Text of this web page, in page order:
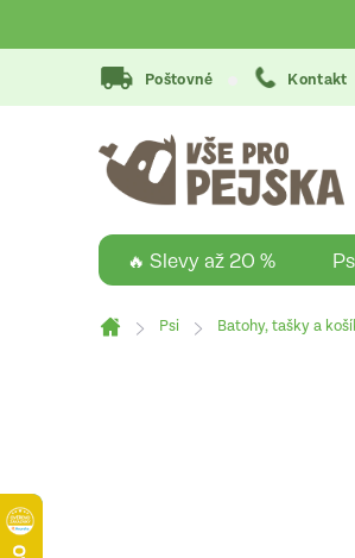
na
Poštovné Kontakt
🔥 Slevy až 20 %
Domů
Psi Batohy, tašky a